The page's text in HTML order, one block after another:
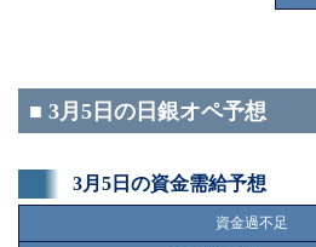
■ 3月5日の日銀オペ予想
3月5日の資金需給予想
資金過不足